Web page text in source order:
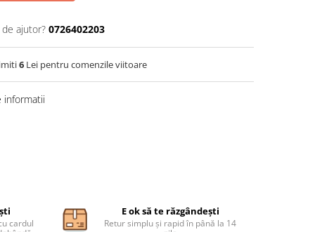
ajutor? 0726402203
6 Lei pentru comenzile viitoare
informatii
cardul
E ok să te răzgândești
Retur simplu și rapid în până la 14